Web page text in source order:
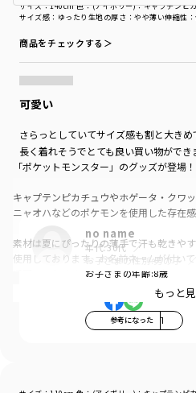
サイズ感 ：ゆったり 生地の厚さ ：やや薄い伸縮性
サイズ：140cm色：(アイボリー)：キャプテンピ
商品をチェックする＞
可愛い
さらっとしていてサイズ感も割と大きめ
長く着れそうでとても良い買い物ができ
no name
年代:30代
お子さまの性別:男の子
お子さまの年齢:8歳
参考になった 1
「ポケットモンスター」のグッズが登場！
キャプテンピカチュウやホゲータ・クワッ
ニャオハなどのポケモンを使用した存在
素材は夏にぴったりの薄手で汗も乾きや
使用しております。お名前ネームが付いて
通園にもおすすめ。
IV（アイボリー）：キャプテンピカチュウ
S（サックス）：クワッス
もっと